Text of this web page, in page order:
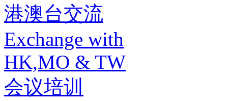
港澳台交流
Exchange with
HK,MO & TW
会议培训